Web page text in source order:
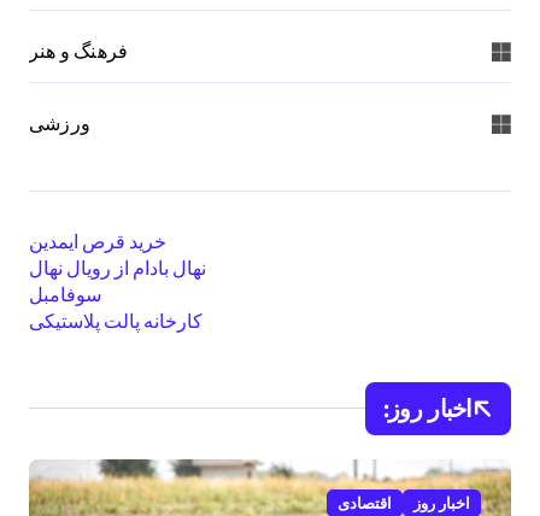
فرهنگ و هنر
ورزشی
خرید قرص ایمدین
نهال بادام از رویال نهال
سوفامبل
کارخانه پالت پلاستیکی
اخبار روز:
اخبار روز اقتصادی